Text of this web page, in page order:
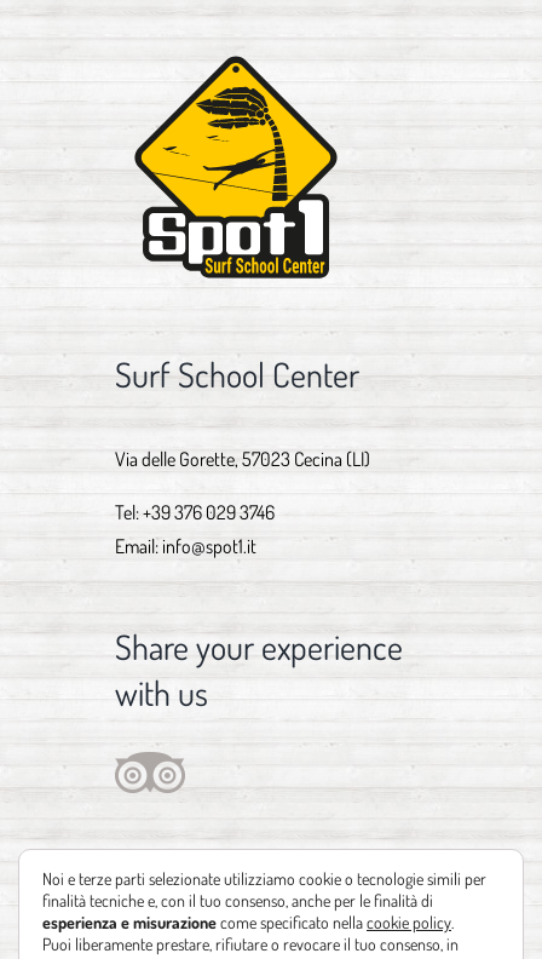
Surf School Center
Via delle Gorette, 57023 Cecina (LI)
Tel:+39 376 029 3746
Email: info@spot1.it
Share your experience
with us
Noi e terze parti selezionate utilizziamo cookie o tecnologie simili per
finalità tecniche e, con il tuo consenso, anche per le finalità di
esperienza e misurazionecome specificato nellacookie policy
Puoi liberamente prestare, rifiutare o revocare il tuo consenso, in